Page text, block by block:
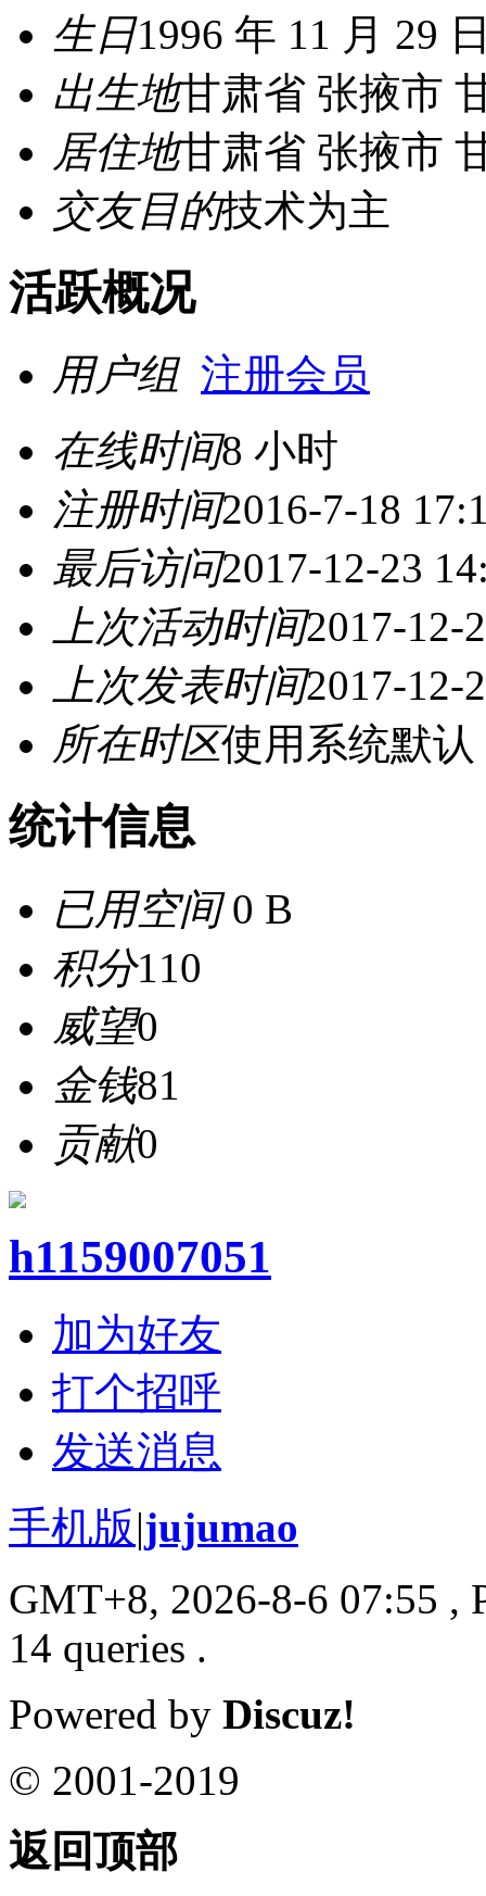
生日1996 年 11 月 29
出生地甘肃省 张掖市
居住地甘肃省 张掖市
交友目的技术为主
活跃概况
用户组 注册会员
在线时间8 小时
注册时间2016-7-18
最后访问2017-12-23
上次活动时间2017-12-
上次发表时间2017-12-
所在时区使用系统默认
统计信息
已用空间0 B
积分110
威望0
金钱81
贡献0
h1159007051
加为好友
打个招呼
发送消息
手机版|jujumao
GMT+8, 2026-8-6 07:55 ,
14 queries .
Powered by Discuz!
© 2001-2019
返回顶部